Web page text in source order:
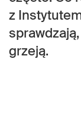
z
grzeją.